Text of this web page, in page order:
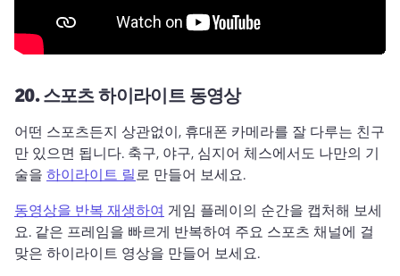
20.스포츠 하이라이트 동영상
어떤 스포츠든지 상관없이, 휴대폰 카메라를 잘 다루는 친구
만 있으면 됩니다. 축구, 야구, 심지어 체스에서도 나만의 기
술을 하이라이트 릴 로 만들어 보세요.
동영상을 반복 재생하여 게임 플레이의 순간을 캡처해 보세
요. 같은 프레임을 빠르게 반복하여 주요 스포츠 채널에 걸
맞은 하이라이트 영상을 만들어 보세요.